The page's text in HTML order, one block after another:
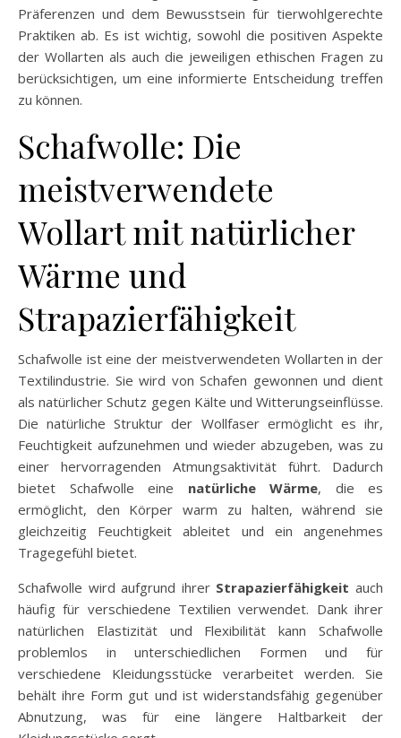
Präferenzen und dem Bewusstsein für tierwohlgerechte
Praktiken ab. Es ist wichtig, sowohl die positiven Aspekte
der Wollarten als auch die jeweiligen ethischen Fragen zu
berücksichtigen, um eine informierte Entscheidung treffen
zu können.
Schafwolle: Die
meistverwendete
Wollart mit natürlicher
Wärme und
Strapazierfähigkeit
Schafwolle ist eine der meistverwendeten Wollarten in der
Textilindustrie. Sie wird von Schafen gewonnen und dient
als natürlicher Schutz gegen Kälte und Witterungseinflüsse.
Die natürliche Struktur der Wollfaser ermöglicht es ihr,
Feuchtigkeit aufzunehmen und wieder abzugeben, was zu
einer hervorragenden Atmungsaktivität führt. Dadurch
bietet Schafwolle eine natürliche Wärme, die es
ermöglicht, den Körper warm zu halten, während sie
gleichzeitig Feuchtigkeit ableitet und ein angenehmes
Tragegefühl bietet.
Schafwolle wird aufgrund ihrer Strapazierfähigkeit auch
häufig für verschiedene Textilien verwendet. Dank ihrer
natürlichen Elastizität und Flexibilität kann Schafwolle
problemlos in unterschiedlichen Formen und für
verschiedene Kleidungsstücke verarbeitet werden. Sie
behält ihre Form gut und ist widerstandsfähig gegenüber
Abnutzung, was für eine längere Haltbarkeit der